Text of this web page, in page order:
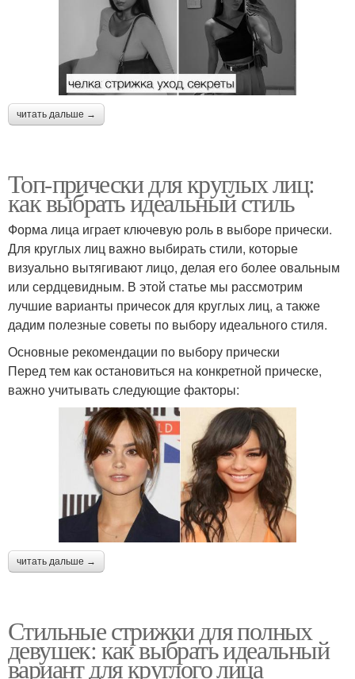
читать дальше →
Топ-прически для круглых лиц:
как выбрать идеальный стиль
Форма лица играет ключевую роль в выборе прически.
Для круглых лиц важно выбирать стили, которые
визуально вытягивают лицо, делая его более овальным
или сердцевидным. В этой статье мы рассмотрим
лучшие варианты причесок для круглых лиц, а также
дадим полезные советы по выбору идеального стиля.
Основные рекомендации по выбору прически
Перед тем как остановиться на конкретной прическе,
важно учитывать следующие факторы:
читать дальше →
Стильные стрижки для полных
девушек: как выбрать идеальный
вариант для круглого лица